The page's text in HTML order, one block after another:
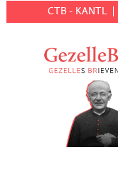
CTB - KANTL